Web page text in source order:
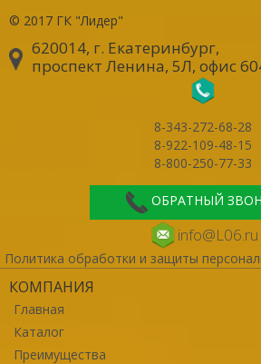
© 2017 ГК "Лидер"
620014, г. Екатеринбург,
проспект Ленина, 5Л, офис
8-343-272-68-28
8-922-109-48-15
8-800-250-77-33
ОБРАТНЫЙ
info@L06.ru
Политика обработки и защиты
КОМПАНИЯ
Главная
Каталог
Преимущества